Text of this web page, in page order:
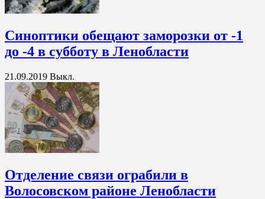
Синоптики обещают заморозки от -1
до -4 в субботу в Ленобласти
21.09.2019 Выкл.
Отделение связи ограбили в
Волосовском районе Ленобласти